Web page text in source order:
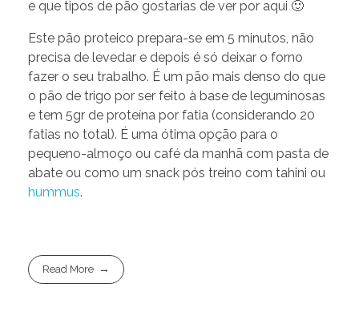
e que tipos de pão gostarias de ver por aqui 🙂
Este pão proteico prepara-se em 5 minutos, não
precisa de levedar e depois é só deixar o forno
fazer o seu trabalho. É um pão mais denso do que
o pão de trigo por ser feito à base de leguminosas
e tem 5gr de proteína por fatia (considerando 20
fatias no total). É uma ótima opção para o
pequeno-almoço ou café da manhã com pasta de
abate ou como um snack pós treino com tahini ou
hummus.
Read More